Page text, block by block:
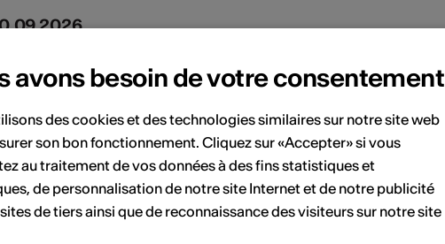
Yamamoto ist noch da
Yamamoto ist noch da
avons besoin de votre consentement
des cookies et des technologies similaires sur notre site web
son bon fonctionnement. Cliquez sur «Accepter» si vous
au traitement de vos données à des fins statistiques et
de personnalisation de notre site Internet et de notre publicité
de tiers ainsi que de reconnaissance des visiteurs sur notre site